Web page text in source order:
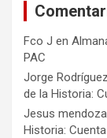
Fco J en
PAC
Jorge
de la Historia:
Jesus mendoza
Historia: